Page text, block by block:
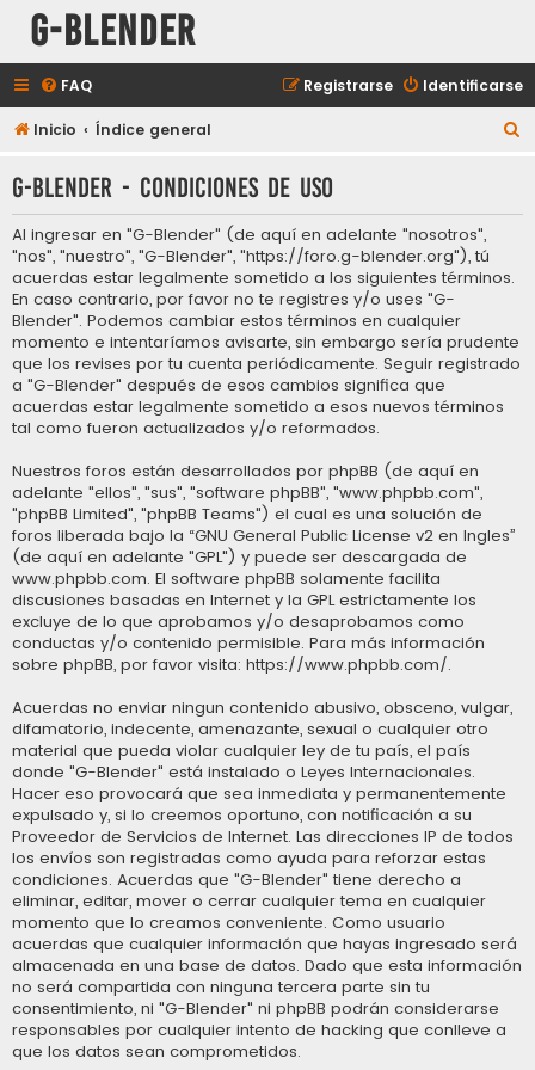
G-Blender
FAQ Identificarse
Registrarse
Inicio Índice general
c
G-Blender - Condiciones de uso
Al ingresar en "G-Blender" (de aquí en adelante "nosotros",
"nos", "nuestro", "G-Blender", "https://foro.g-blender.org"), tú
acuerdas estar legalmente sometido a los siguientes términos.
En caso contrario, por favor no te registres y/o uses "G-
Blender". Podemos cambiar estos términos en cualquier
momento e intentaríamos avisarte, sin embargo sería prudente
que los revises por tu cuenta periódicamente. Seguir registrado
a "G-Blender" después de esos cambios significa que
acuerdas estar legalmente sometido a esos nuevos términos
tal como fueron actualizados y/o reformados.
Nuestros foros están desarrollados por phpBB (de aquí en
adelante "ellos", "sus", "software phpBB", "www.phpbb.com",
"phpBB Limited", "phpBB Teams") el cual es una solución de
foros liberada bajo la “GNU General Public License v2 en Ingles”
(de aquí en adelante "GPL") y puede ser descargada de
www.phpbb.com. El software phpBB solamente facilita
discusiones basadas en Internet y la GPL estrictamente los
excluye de lo que aprobamos y/o desaprobamos como
conductas y/o contenido permisible. Para más información
sobre phpBB, por favor visita: https://www.phpbb.com/.
Acuerdas no enviar ningun contenido abusivo, obsceno, vulgar,
difamatorio, indecente, amenazante, sexual o cualquier otro
material que pueda violar cualquier ley de tu país, el país
donde "G-Blender" está instalado o Leyes Internacionales.
Hacer eso provocará que sea inmediata y permanentemente
expulsado y, si lo creemos oportuno, con notificación a su
Proveedor de Servicios de Internet. Las direcciones IP de todos
los envíos son registradas como ayuda para reforzar estas
condiciones. Acuerdas que "G-Blender" tiene derecho a
eliminar, editar, mover o cerrar cualquier tema en cualquier
momento que lo creamos conveniente. Como usuario
acuerdas que cualquier información que hayas ingresado será
almacenada en una base de datos. Dado que esta información
no será compartida con ninguna tercera parte sin tu
consentimiento, ni "G-Blender" ni phpBB podrán considerarse
responsables por cualquier intento de hacking que conlleve a
que los datos sean comprometidos.